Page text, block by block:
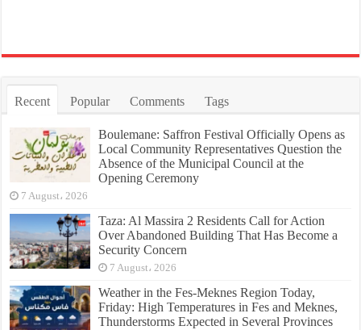
Recent Popular Comments Tags
Boulemane: Saffron Festival Officially Opens as
Local Community Representatives Question the
Absence of the Municipal Council at the
Opening Ceremony
7 August، 2026
Taza: Al Massira 2 Residents Call for Action
Over Abandoned Building That Has Become a
Security Concern
7 August، 2026
Weather in the Fes-Meknes Region Today,
Friday: High Temperatures in Fes and Meknes,
Thunderstorms Expected in Several Provinces